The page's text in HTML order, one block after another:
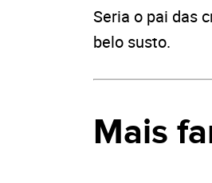
Seria o pai das
belo susto.
Mais